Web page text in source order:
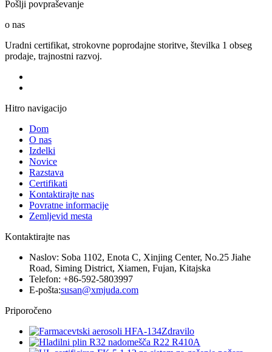
Pošlji povpraševanje
o nas
Uradni certifikat, strokovne poprodajne storitve, številka 1 obseg
prodaje, trajnostni razvoj.
Hitro navigacijo
Dom
O nas
Izdelki
Novice
Razstava
Certifikati
Kontaktirajte nas
Povratne informacije
Zemljevid mesta
Kontaktirajte nas
Naslov: Soba 1102, Enota C, Xinjing Center, No.25 Jiahe
Road, Siming District, Xiamen, Fujan, Kitajska
Telefon: +86-592-5803997
E-pošta:susan@xmjuda.com
Priporočeno